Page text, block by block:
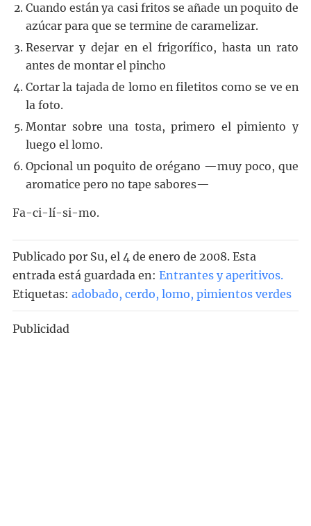
Cuando están ya casi fritos se añade un poquito de
azúcar para que se termine de caramelizar.
Reservar y dejar en el frigorífico, hasta un rato
antes de montar el pincho
Cortar la tajada de lomo en filetitos como se ve en
la foto.
Montar sobre una tosta, primero el pimiento y
luego el lomo.
Opcional un poquito de orégano —muy poco, que
aromatice pero no tape sabores—
Fa-ci-lí-si-mo.
Publicado por Su, el 4 de enero de 2008. Esta
entrada está guardada en: Entrantes y aperitivos.
Etiquetas: adobado, cerdo, lomo, pimientos verdes
Publicidad